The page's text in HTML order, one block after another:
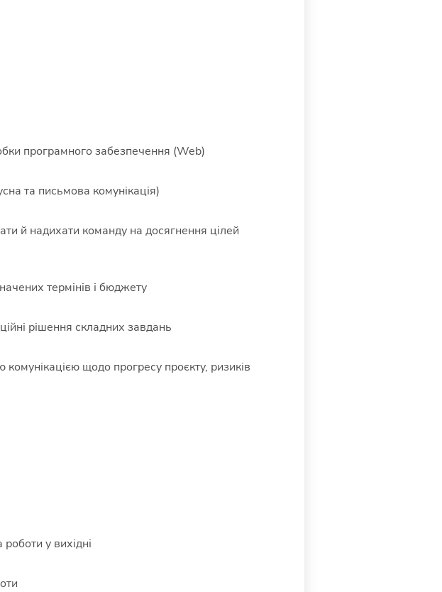
програмного забезпечення (Web)
та письмова комунікація)
й надихати команду на досягнення цілей
термінів і бюджету
рішення складних завдань
щодо прогресу проєкту, ризиків
у вихідні